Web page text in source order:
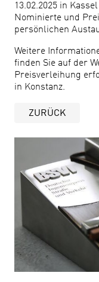
13.02.2025 in
Nominierte und
persönlichen
Weitere
finden Sie auf der
Preisverleihung
in Konstanz.
ZURÜCK